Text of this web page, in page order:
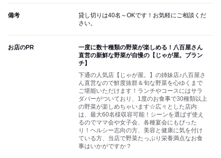
備考
貸し切りは40名～OKです！お気軽にご相談くだ
さい。
お店のPR
一度に数十種類の野菜が楽しめる！八百屋さん
直営の新鮮な野菜が自慢の【じゃが屋。ブラン
チ】
下通の人気店【じゃが屋。】の姉妹店♪八百屋さ
ん直営なので鮮度抜群＆旬な野菜を心ゆくまで
ご堪能いただけます！ランチやコースにはサラ
ダバーがついており、1度のお食事で30種類以上
の野菜が楽しめちゃいます☆広々とした店内
は、最大60名様収容可能！シーンを選ばず使え
るのでママ会や女子会、各種宴会にもぴった
り！ヘルシー志向の方、美容と健康に気を付け
ている方、当店で野菜たっぷり栄養満点なお食
事はいかがですか？